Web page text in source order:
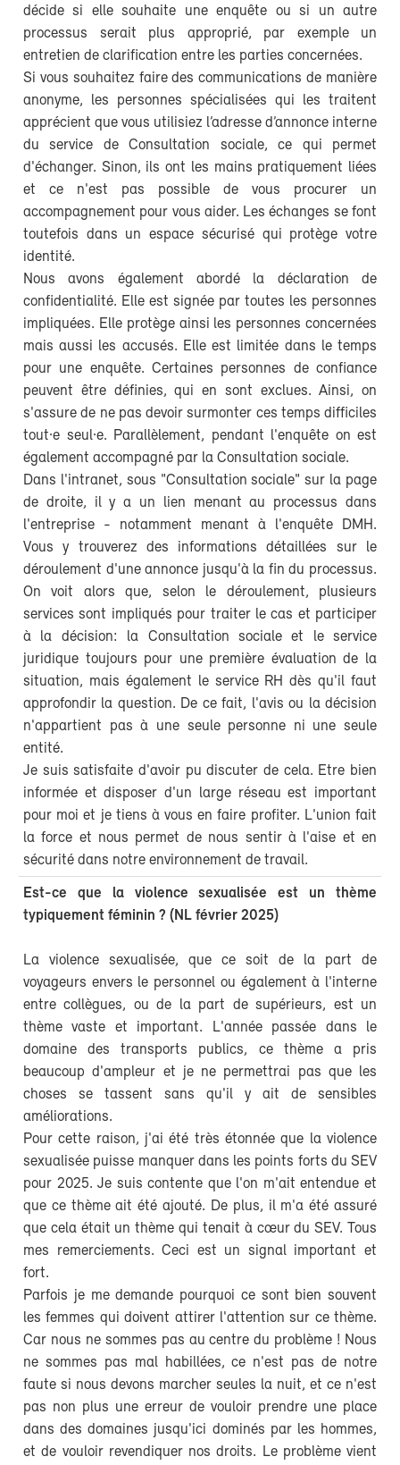
décide si elle souhaite une enquête ou si un autre
processus serait plus approprié, par exemple un
entretien de clarification entre les parties concernées.
Si vous souhaitez faire des communications de manière
anonyme, les personnes spécialisées qui les traitent
apprécient que vous utilisiez l’adresse d’annonce interne
du service de Consultation sociale, ce qui permet
d'échanger. Sinon, ils ont les mains pratiquement liées
et ce n'est pas possible de vous procurer un
accompagnement pour vous aider. Les échanges se font
toutefois dans un espace sécurisé qui protège votre
identité.
Nous avons également abordé la déclaration de
confidentialité. Elle est signée par toutes les personnes
impliquées. Elle protège ainsi les personnes concernées
mais aussi les accusés. Elle est limitée dans le temps
pour une enquête. Certaines personnes de confiance
peuvent être définies, qui en sont exclues. Ainsi, on
s'assure de ne pas devoir surmonter ces temps difficiles
tout·e seul·e. Parallèlement, pendant l'enquête on est
également accompagné par la Consultation sociale.
Dans l'intranet, sous "Consultation sociale" sur la page
de droite, il y a un lien menant au processus dans
l'entreprise - notamment menant à l'enquête DMH.
Vous y trouverez des informations détaillées sur le
déroulement d'une annonce jusqu'à la fin du processus.
On voit alors que, selon le déroulement, plusieurs
services sont impliqués pour traiter le cas et participer
à la décision: la Consultation sociale et le service
juridique toujours pour une première évaluation de la
situation, mais également le service RH dès qu'il faut
approfondir la question. De ce fait, l'avis ou la décision
n'appartient pas à une seule personne ni une seule
entité.
Je suis satisfaite d'avoir pu discuter de cela. Etre bien
informée et disposer d'un large réseau est important
pour moi et je tiens à vous en faire profiter. L'union fait
la force et nous permet de nous sentir à l'aise et en
sécurité dans notre environnement de travail.
Est-ce que la violence sexualisée est un thème
typiquement féminin ? (NL février 2025)
La violence sexualisée, que ce soit de la part de
voyageurs envers le personnel ou également à l'interne
entre collègues, ou de la part de supérieurs, est un
thème vaste et important. L'année passée dans le
domaine des transports publics, ce thème a pris
beaucoup d'ampleur et je ne permettrai pas que les
choses se tassent sans qu'il y ait de sensibles
améliorations.
Pour cette raison, j'ai été très étonnée que la violence
sexualisée puisse manquer dans les points forts du SEV
pour 2025. Je suis contente que l'on m'ait entendue et
que ce thème ait été ajouté. De plus, il m'a été assuré
que cela était un thème qui tenait à cœur du SEV. Tous
mes remerciements. Ceci est un signal important et
fort.
Parfois je me demande pourquoi ce sont bien souvent
les femmes qui doivent attirer l'attention sur ce thème.
Car nous ne sommes pas au centre du problème ! Nous
ne sommes pas mal habillées, ce n'est pas de notre
faute si nous devons marcher seules la nuit, et ce n'est
pas non plus une erreur de vouloir prendre une place
dans des domaines jusqu'ici dominés par les hommes,
et de vouloir revendiquer nos droits. Le problème vient